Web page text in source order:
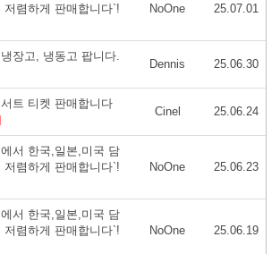
렴하게 판매합니다`! NoOne 25.07.01
장고, 냉동고 팝니다.
Dennis 25.06.30
트 티켓 판매합니다
Cinel 25.06.24
서 한국,일본,미국 담
렴하게 판매합니다`!
NoOne 25.06.23
서 한국,일본,미국 담
렴하게 판매합니다`!
NoOne 25.06.19